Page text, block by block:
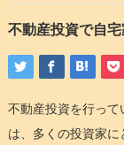
不動産投資で自
不動産投資を行っ
は、多くの投資家に